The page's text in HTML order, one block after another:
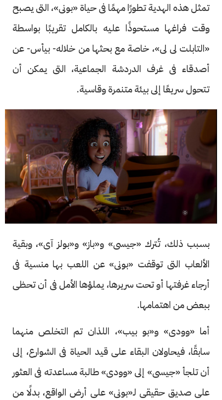
تمثل هذه الهدية تطورًا مهمًا فى حياة «بونى»، التى يصبح
وقت فراغها مستحوذًا عليه بالكامل تقريبًا بواسطة
«التابلت لى لى»، خاصة مع بحثها من خلاله- بيأس- عن
أصدقاء فى غرف الدردشة الجماعية، التى يمكن أن
تتحول سريعًا إلى بيئة متنمرة وقاسية.
بسبب ذلك، تُترك «جيسى» و«باز» و«بولز آى»، وبقية
الألعاب التى توقفت «بونى» عن اللعب بها منسية فى
أرجاء غرفتها أو تحت سريرها، يملؤها الأمل فى أن تحظى
ببعض من اهتمامها.
أما «وودى» و«بو بيب»، اللذان تم التخلص منهما
سابقًا، فيحاولان البقاء على قيد الحياة فى الشوارع، إلى
أن تلجأ «جيسى» إلى «وودى» طالبة مساعدته فى العثور
على صديق حقيقى لـ«بونى» على أرض الواقع، بدلًا من